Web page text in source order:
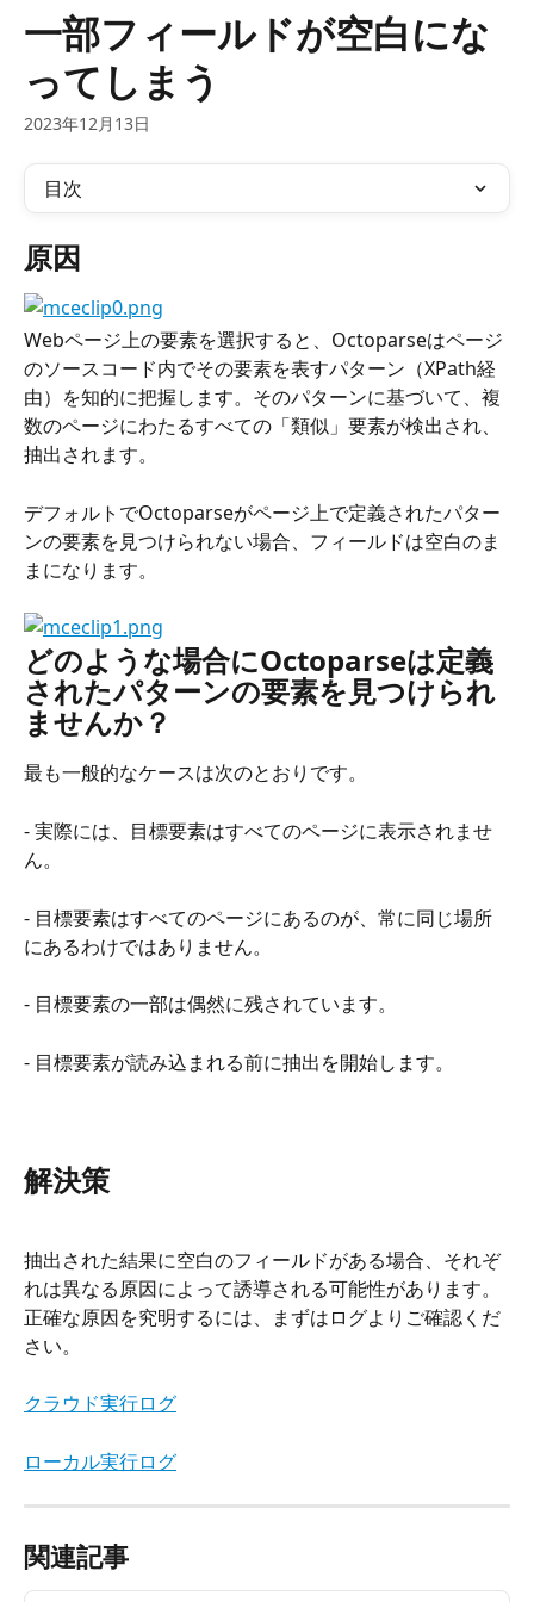
メインコンテンツにスキップ
一部フィールドが空白にな
ってしまう
2023年12月13日
目次
原因
Webページ上の要素を選択すると、Octoparseはページ
のソースコード内でその要素を表すパターン（XPath経
由）を知的に把握します。そのパターンに基づいて、複
数のページにわたるすべての「類似」要素が検出され、
抽出されます。
デフォルトでOctoparseがページ上で定義されたパター
ンの要素を見つけられない場合、フィールドは空白のま
まになります。
どのような場合にOctoparseは定義
されたパターンの要素を見つけられ
ませんか？
最も一般的なケースは次のとおりです。
- 実際には、目標要素はすべてのページに表示されませ
ん。
- 目標要素はすべてのページにあるのが、常に同じ場所
にあるわけではありません。
- 目標要素の一部は偶然に残されています。
- 目標要素が読み込まれる前に抽出を開始します。
解決策
抽出された結果に空白のフィールドがある場合、それぞ
れは異なる原因によって誘導される可能性があります。
正確な原因を究明するには、まずはログよりご確認くだ
さい。
クラウド実行ログ
ローカル実行ログ
関連記事